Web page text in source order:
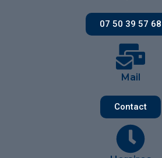
07 50 39 57 68
Mail
Contact